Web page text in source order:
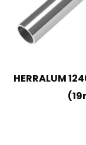
HERRALUM